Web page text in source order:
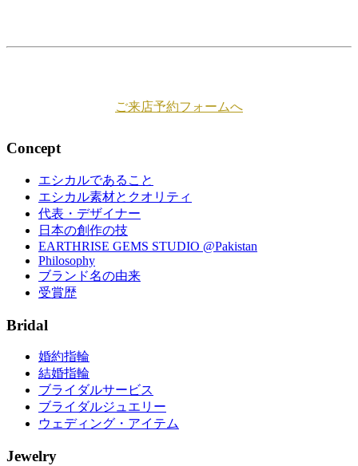
ご来店予約フォームへ
Concept
エシカルであること
エシカル素材とクオリティ
代表・デザイナー
日本の創作の技
EARTHRISE GEMS STUDIO @Pakistan
Philosophy
ブランド名の由来
受賞歴
Bridal
婚約指輪
結婚指輪
ブライダルサービス
ブライダルジュエリー
ウェディング・アイテム
Jewelry